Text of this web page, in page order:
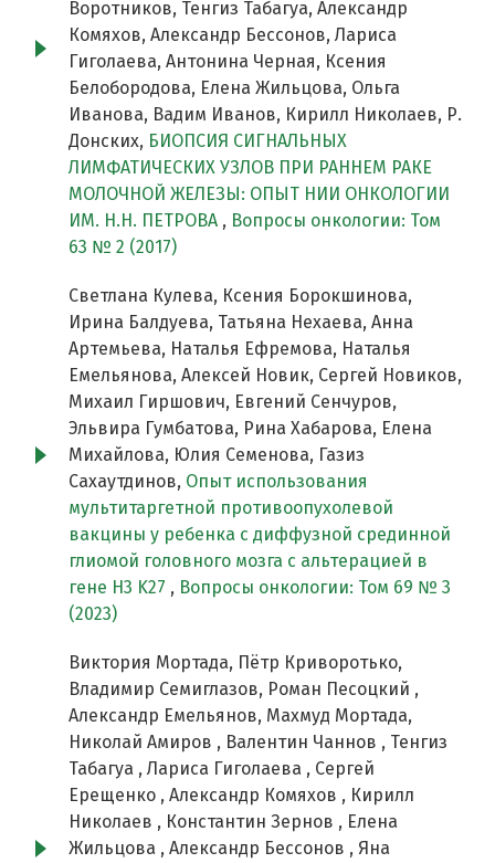
Воротников, Тенгиз Табагуа, Александр
Комяхов, Александр Бессонов, Лариса
Гиголаева, Антонина Черная, Ксения
Белобородова, Елена Жильцова, Ольга
Иванова, Вадим Иванов, Кирилл Николаев, Р.
Донских, БИОПСИЯ СИГНАЛЬНЫХ
ЛИМФАТИЧЕСКИХ УЗЛОВ ПРИ РАННЕМ РАКЕ
МОЛОЧНОЙ ЖЕЛЕЗЫ: ОПЫТ НИИ ОНКОЛОГИИ
ИМ. Н.Н. ПЕТРОВА , Вопросы онкологии: Том
63 № 2 (2017)
Светлана Кулева, Ксения Борокшинова,
Ирина Балдуева, Татьяна Нехаева, Анна
Артемьева, Наталья Ефремова, Наталья
Емельянова, Алексей Новик, Сергей Новиков,
Михаил Гиршович, Евгений Сенчуров,
Эльвира Гумбатова, Рина Хабарова, Елена
Михайлова, Юлия Семенова, Газиз
Сахаутдинов, Опыт использования
мультитаргетной противоопухолевой
вакцины у ребенка с диффузной срединной
глиомой головного мозга с альтерацией в
гене H3 K27 , Вопросы онкологии: Том 69 № 3
(2023)
Виктория Мортада, Пётр Криворотько,
Владимир Семиглазов, Роман Песоцкий ,
Александр Емельянов, Махмуд Мортада,
Николай Амиров , Валентин Чаннов , Тенгиз
Табагуа , Лариса Гиголаева , Сергей
Ерещенко , Александр Комяхов , Кирилл
Николаев , Константин Зернов , Елена
Жильцова , Александр Бессонов , Яна